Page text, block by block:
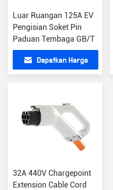
Luar Ruangan 125A EV
Pengisian Soket Pin
Paduan Tembaga GB/T
Dapatkan Harga
32A 440V Chargepoint
Extension Cable Cord